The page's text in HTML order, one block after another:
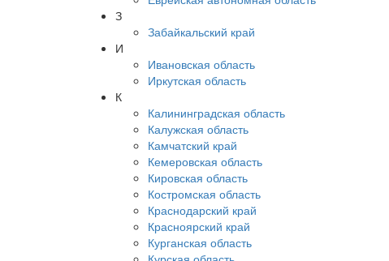
З
Забайкальский край
И
Ивановская область
Иркутская область
К
Калининградская область
Калужская область
Камчатский край
Кемеровская область
Кировская область
Костромская область
Краснодарский край
Красноярский край
Курганская область